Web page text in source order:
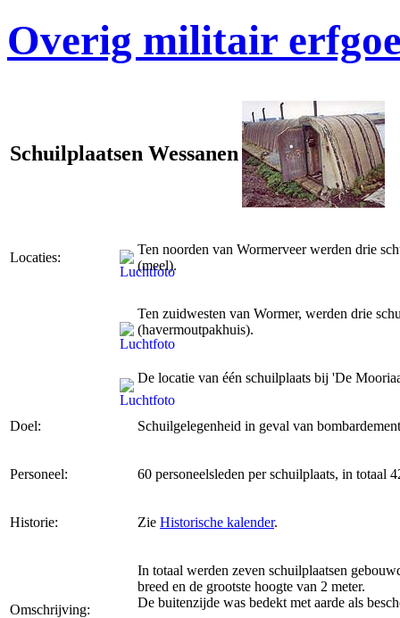
Overig militair
Schuilplaatsen Wessanen
Locaties:
Ten noorden van Wormerveer werden drie
(meel).
Ten zuidwesten van Wormer, werden drie
(havermoutpakhuis).
De locatie van één schuilplaats bij 'De
Doel: Schuilgelegenheid in geval van
Personeel: 60 personeelsleden per schuilplaats, in totaal
Historie: Zie Historische kalender.
Omschrijving:
In totaal werden zeven schuilplaatsen
breed en de grootste hoogte van 2 meter.
De buitenzijde was bedekt met aarde als